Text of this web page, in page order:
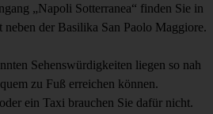
„Napoli Sotterranea“ finden Sie in
der Basilika San Paolo Maggiore.
Sehenswürdigkeiten liegen so nah
zu Fuß erreichen können.
ein Taxi brauchen Sie dafür nicht.